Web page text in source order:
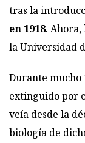
tras la
en 1918. Ahora,
la Universidad
Durante mucho
extinguido por
veía desde la
biología de